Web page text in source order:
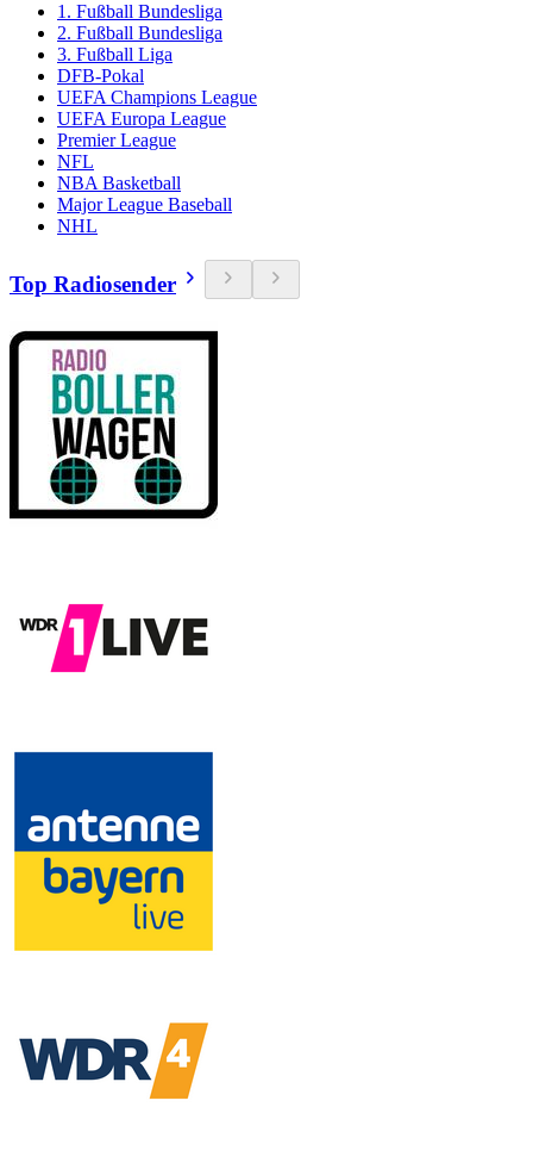
1. Fußball Bundesliga
2. Fußball Bundesliga
3. Fußball Liga
DFB-Pokal
UEFA Champions League
UEFA Europa League
Premier League
NFL
NBA Basketball
Major League Baseball
NHL
Top Radiosender